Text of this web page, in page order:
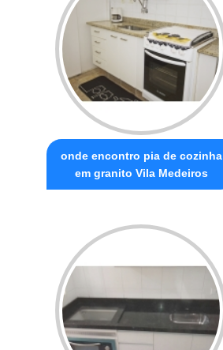
onde encontro pia de cozinha
em granito Vila Medeiros